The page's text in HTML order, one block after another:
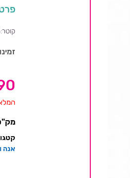
קוטר:23 ס"מ. כמות:25 צלחות.
אנה